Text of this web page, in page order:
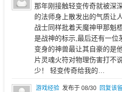
那年刚接触轻变传奇就被深
的法师身上散发出的气质让
战士同样批着天魔神甲那魁
是战神的标示,最后还有一位
变身的神兽最让其自豪的是
片灵魂火符对物理伤害打不
少！ 轻变传奇给我的…
游戏经验 发布于 08/30 回复该